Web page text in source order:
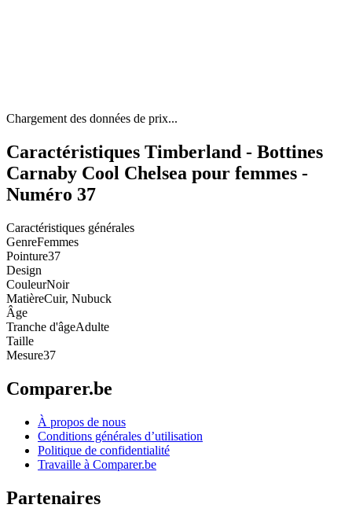
Chargement des données de prix...
Caractéristiques Timberland - Bottines
Carnaby Cool Chelsea pour femmes -
Numéro 37
Caractéristiques générales
GenreFemmes
Pointure37
Design
CouleurNoir
MatièreCuir, Nubuck
Âge
Tranche d'âgeAdulte
Taille
Mesure37
Comparer.be
À propos de nous
Conditions générales d’utilisation
Politique de confidentialité
Travaille à Comparer.be
Partenaires